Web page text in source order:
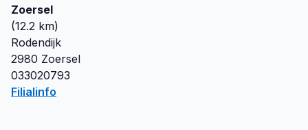
Zoersel
(12.2 km)
Rodendijk
2980 Zoersel
033020793
Filialinfo